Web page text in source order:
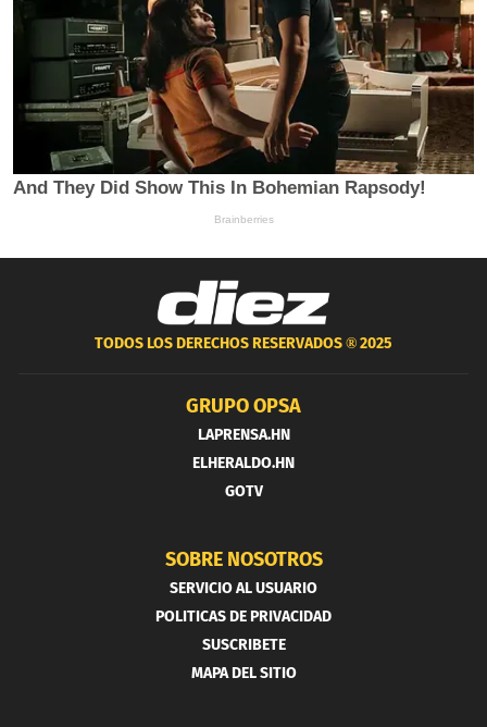
TODOS LOS DERECHOS RESERVADOS ®2025
GRUPO OPSA
LAPRENSA.HN
ELHERALDO.HN
GOTV
SOBRE NOSOTROS
SERVICIO AL USUARIO
POLITICAS DE PRIVACIDAD
SUSCRIBETE
MAPA DEL SITIO